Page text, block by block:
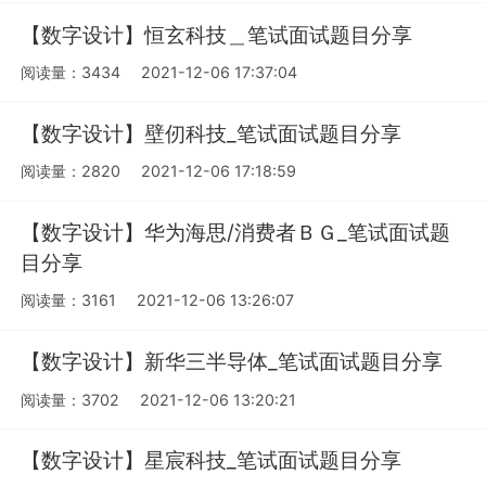
【数字设计】恒玄科技＿笔试面试题目分享
阅读量：3434 2021-12-06 17:37:04
【数字设计】壁仞科技_笔试面试题目分享
阅读量：2820 2021-12-06 17:18:59
【数字设计】华为海思/消费者ＢＧ_笔试面试题
目分享
阅读量：3161 2021-12-06 13:26:07
【数字设计】新华三半导体_笔试面试题目分享
阅读量：3702 2021-12-06 13:20:21
【数字设计】星宸科技_笔试面试题目分享